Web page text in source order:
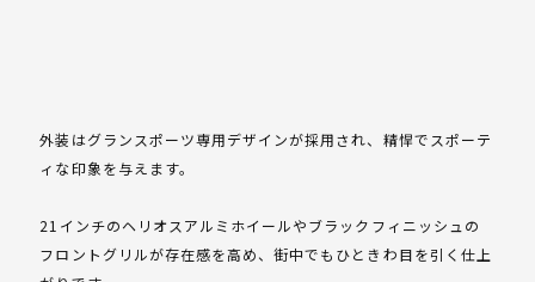
外装はグランスポーツ専用デザインが採用され、精悍でスポーテ
ィな印象を与えます。
21インチのヘリオスアルミホイールやブラックフィニッシュの
フロントグリルが存在感を高め、街中でもひときわ目を引く仕上